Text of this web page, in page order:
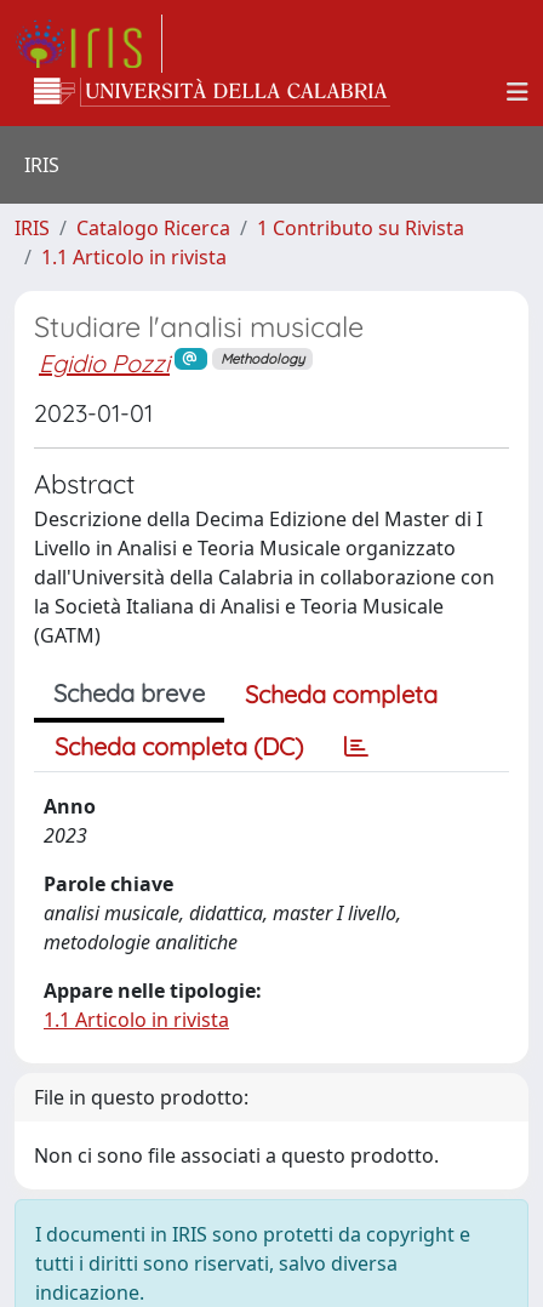
IRIS
IRIS Catalogo Ricerca
1 Contributo su Rivista
1.1 Articolo in rivista
Studiare l'analisi musicale
Egidio Pozzi Methodology
2023-01-01
Abstract
Descrizione della Decima Edizione del Master di I
Livello in Analisi e Teoria Musicale organizzato
dall'Università della Calabria in collaborazione con
la Società Italiana di Analisi e Teoria Musicale
(GATM)
Scheda breve
Scheda completa
Scheda completa (DC)
Anno
2023
Parole chiave
analisi musicale, didattica, master I livello,
metodologie analitiche
Appare nelle tipologie:
1.1 Articolo in rivista
File in questo prodotto:
Non ci sono file associati a questo prodotto.
I documenti in IRIS sono protetti da copyright e
tutti i diritti sono riservati, salvo diversa
indicazione.